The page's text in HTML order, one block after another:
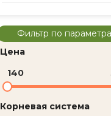
Фильтр по
Цена
140
Корневая система